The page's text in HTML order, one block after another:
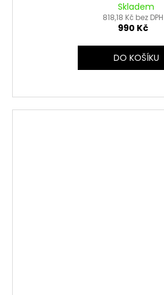
Skladem
818,18 Kč bez DPH
990 Kč
DO KOŠÍKU